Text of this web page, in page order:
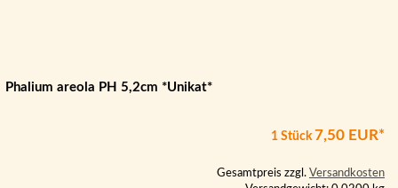
Phalium areola PH 5,2cm *Unikat*
1 Stück7,50 EUR*
Gesamtpreis zzgl. Versandkosten